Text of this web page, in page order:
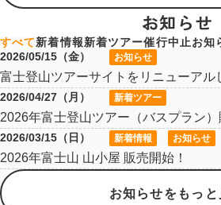
お知らせ
すべて新着情報新着ツアー催行中止お知
2026/05/15（金）
お知らせ
富士登山ツアーサイトをリニューアル
2026/04/27（月） 新着ツアー
2026年富士登山ツアー（バスプラン）
2026/03/15（日） 新着情報 お知らせ
2026年富士山 山小屋 販売開始！
お知らせをもっと